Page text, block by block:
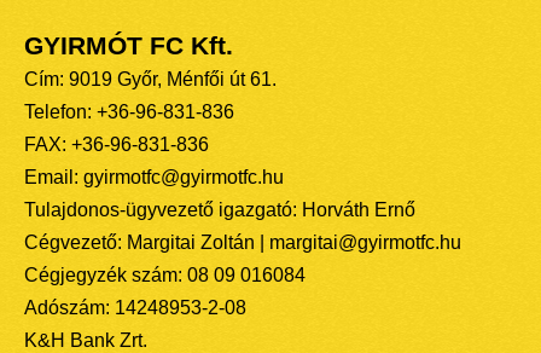
GYIRMÓT FC Kft.
Cím: 9019 Győr, Ménfői út 61.
Telefon: +36-96-831-836
FAX: +36-96-831-836
Email: gyirmotfc@gyirmotfc.hu
Tulajdonos-ügyvezető igazgató: Horváth Ernő
Cégvezető: Margitai Zoltán | margitai@gyirmotfc.hu
Cégjegyzék szám: 08 09 016084
Adószám: 14248953-2-08
K&H Bank Zrt.